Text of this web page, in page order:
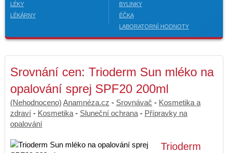
LÉKY
LÉKÁRNY
BYLINKY
ÉČKA
LABORATORNÍ HODNOTY
Srovnání cen: Trioderm Sun mléko na
opalování sprej SPF20 200ml
(Nehodnoceno) Anamnéza.cz - Srovnávač - Kosmetika a
zdraví - Kosmetika - Sluneční ochrana - Přípravky na
opalování
Trioderm